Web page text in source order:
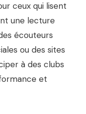
ceux qui lisent
une lecture
écouteurs
ou des sites
à des clubs
et